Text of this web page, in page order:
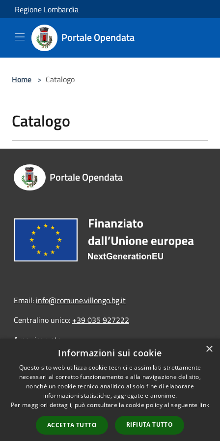
Salta al contenuto principale
Regione Lombardia
Portale Opendata
Home > Catalogo
Catalogo
Portale Opendata
Email: info@comune.villongo.bg.it
Centralino unico: +39 035 927222
Area riservata
Accessibilità
Copyright © 2026 • Portale
Opendata • Powered by
Municipium•
Accesso
redazione
×
Informazioni sui cookie
Questo sito web utilizza cookie tecnici e assimilati strettamente
necessari al corretto funzionamento e alla navigazione del sito,
nonché un cookie tecnico analitico al solo fine di elaborare
informazioni statistiche, aggregate e anonime.
Per maggiori dettagli, può consultare la cookie policy al seguente link
ACCETTA TUTTO RIFIUTA TUTTO